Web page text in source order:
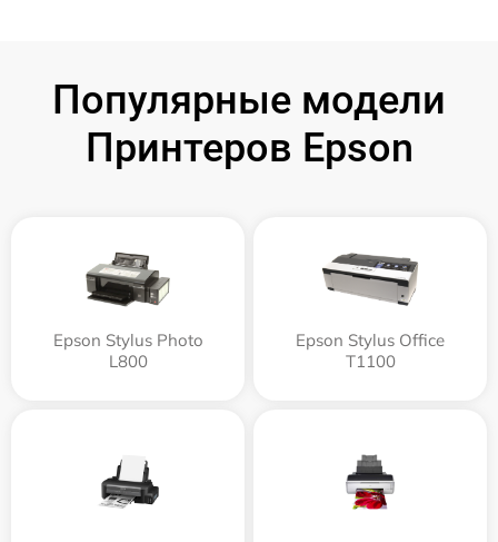
Популярные модели
Принтеров Epson
Epson Stylus Photo
L800
Epson Stylus Office
T1100